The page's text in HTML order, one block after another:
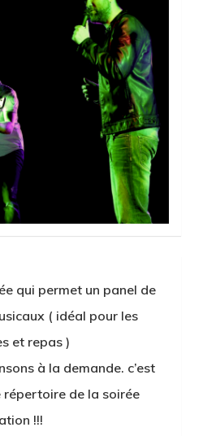
qui permet un panel de
( idéal pour les
et repas )
à la demande. c’est
de la soirée
!!!